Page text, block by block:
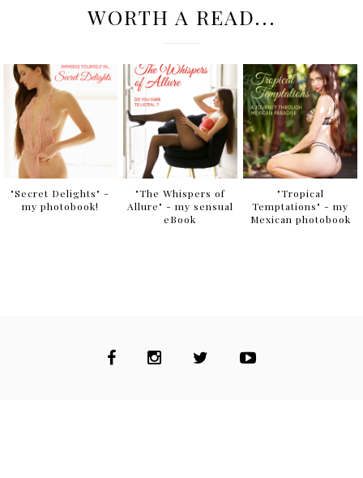
WORTH A READ...
"Secret Delights" -
my photobook!
"The Whispers of
Allure" - my sensual
eBook
"Tropical
Temptations" - my
Mexican photobook